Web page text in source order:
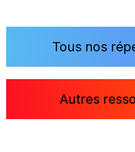
Tous nos
Autres